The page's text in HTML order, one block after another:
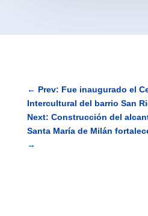
← Prev: Fue inaugurado el
Intercultural del barrio San
Next: Construcción del
Santa María de Milán
→